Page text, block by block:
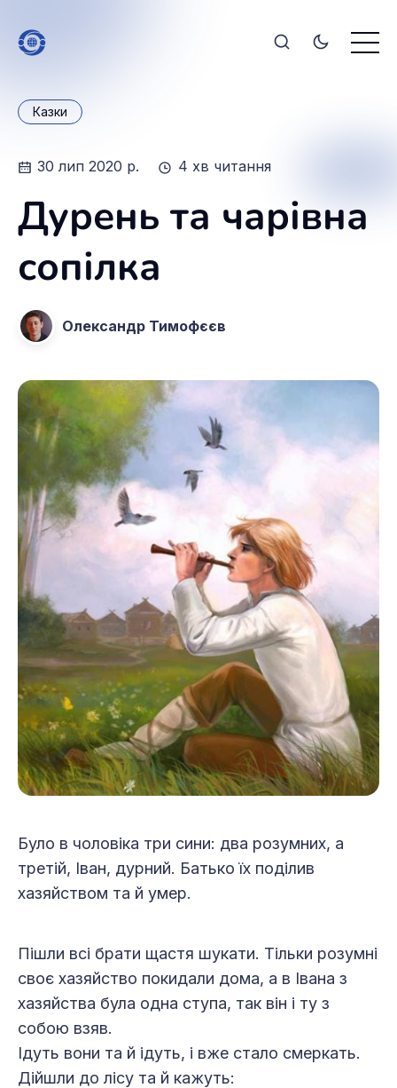
Казки
30 лип 2020 р. 4 хв читання
Дурень та чарівна
сопілка
Олександр Тимофєєв
Було в чоловіка три сини: два розумних, а
третій, Іван, дурний. Батько їх поділив
хазяйством та й умер.
Пішли всі брати щастя шукати. Тільки розумні
своє хазяйство покидали дома, а в Івана з
хазяйства була одна ступа, так він і ту з
собою взяв.
Ідуть вони та й ідуть, і вже стало смеркать.
Дійшли до лісу та й кажуть: